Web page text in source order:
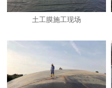
土工膜施工现场